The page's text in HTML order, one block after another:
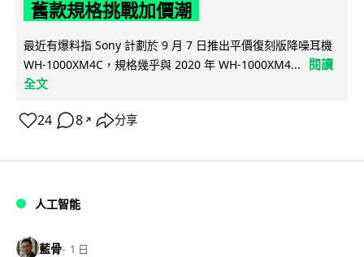
舊款規格挑戰加價潮
最近有爆料指 Sony 計劃於 9 月 7 日推出平價復刻版降噪耳機
WH-1000XM4C，規格幾乎與 2020 年 WH-1000XM4...
閱讀
全文
24 8 ↗ 分享
人工智能
藍骨 1 日